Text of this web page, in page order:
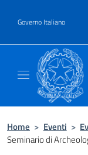
Governo Italiano
Home > Eventi >
Seminario di